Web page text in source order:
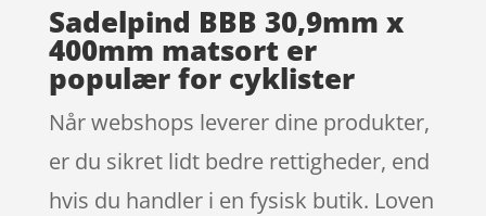
Sadelpind BBB 30,9mm x
400mm matsort er
populær for cyklister
Når webshops leverer dine produkter,
er du sikret lidt bedre rettigheder, end
hvis du handler i en fysisk butik. Loven